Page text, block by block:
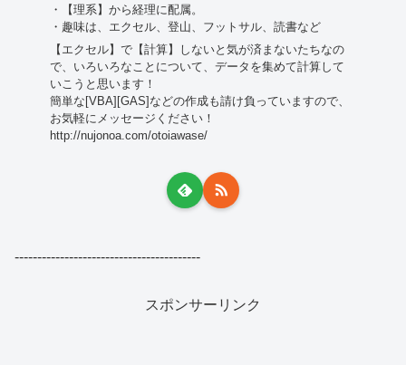
・【理系】から経理に配属。
・趣味は、エクセル、登山、フットサル、読書など
【エクセル】で【計算】しないと気が済まないたちなの
で、いろいろなことについて、データを集めて計算して
いこうと思います！
簡単な[VBA][GAS]などの作成も請け負っていますので、
お気軽にメッセージください！
http://nujonoa.com/otoiawase/
-----------------------------------------
スポンサーリンク